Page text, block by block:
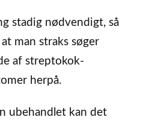
stadig nødvendigt, så
man straks søger
af streptokok-
herpå.
ubehandlet kan det